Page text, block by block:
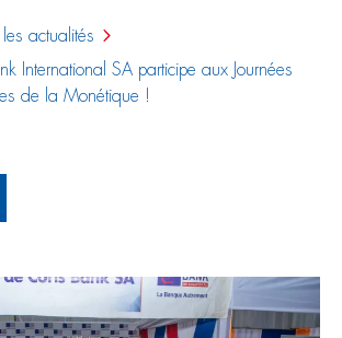
les actualités
International SA participe aux Journées
de la Monétique !